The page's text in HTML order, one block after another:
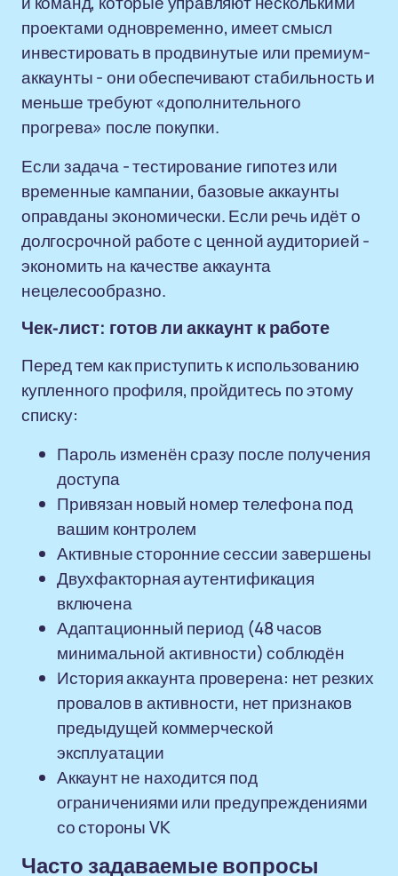
проектами одновременно, имеет смысл
инвестировать в продвинутые или премиум-
аккаунты - они обеспечивают стабильность и
меньше требуют «дополнительного
прогрева» после покупки.
Если задача - тестирование гипотез или
временные кампании, базовые аккаунты
оправданы экономически. Если речь идёт о
долгосрочной работе с ценной аудиторией -
экономить на качестве аккаунта
нецелесообразно.
Чек-лист: готов ли аккаунт к работе
Перед тем как приступить к использованию
купленного профиля, пройдитесь по этому
списку:
Пароль изменён сразу после получения
доступа
Привязан новый номер телефона под
вашим контролем
Активные сторонние сессии завершены
Двухфакторная аутентификация
включена
Адаптационный период (48 часов
минимальной активности) соблюдён
История аккаунта проверена: нет резких
провалов в активности, нет признаков
предыдущей коммерческой
эксплуатации
Аккаунт не находится под
ограничениями или предупреждениями
со стороны VK
Часто задаваемые вопросы